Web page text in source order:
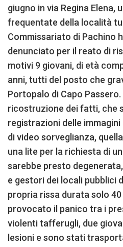
giugno in via Regina Elena,
frequentate della località
Commissariato di Pachino
denunciato per il reato di
motivi 9 giovani, di età
anni, tutti del posto che
Portopalo di Capo
ricostruzione dei fatti, che
registrazioni delle
di video sorveglianza,
una lite per la richiesta di
sarebbe presto
e gestori dei locali pubblici
propria rissa durata solo
provocato il panico tra i
violenti tafferugli, due
lesioni e sono stati